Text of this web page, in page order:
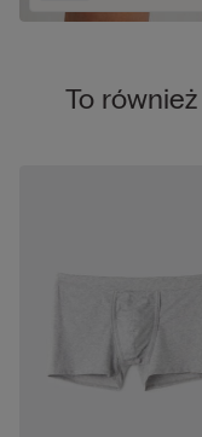
To